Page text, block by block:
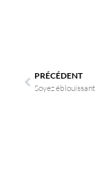
PRÉCÉDENT